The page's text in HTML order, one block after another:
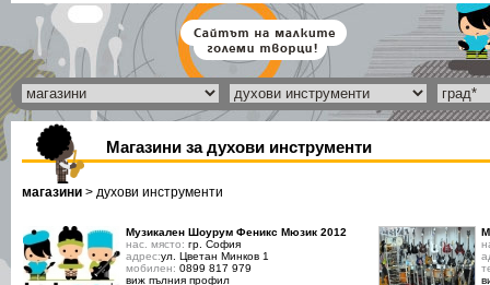
Магазини за духови инструменти
магазини > духови инструменти
Музикален Шоурум Феникс Мюзик 2012
нас. място: гр. София
адрес:ул. Цветан Минков 1
мобилен: 0899 817 979
виж пълния профил